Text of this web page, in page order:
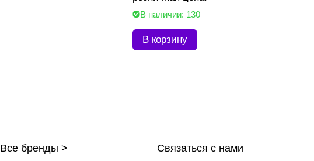
В наличии: 130
В корзину
Все бренды > Связаться с нами